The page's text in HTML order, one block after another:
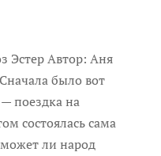
Эстер Автор: Аня
было вот
поездка на
состоялась сама
ли народ